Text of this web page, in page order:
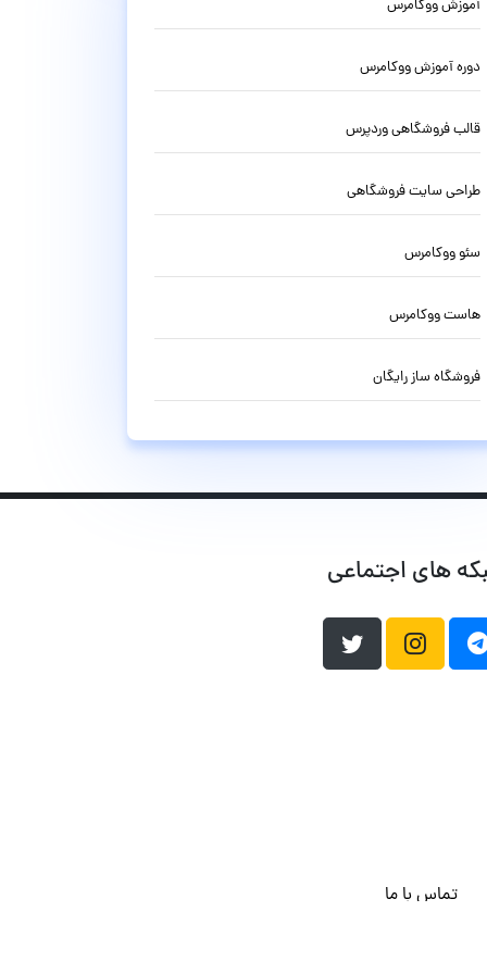
آموزش ووکامرس
دوره آموزش ووکامرس
قالب فروشگاهی وردپرس
طراحی سایت فروشگاهی
سئو ووکامرس
هاست ووکامرس
فروشگاه ساز رایگان
های اجتماعی
تماس با ما